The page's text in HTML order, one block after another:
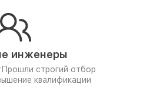
инженеры
Прошли строгий отбор
квалификации